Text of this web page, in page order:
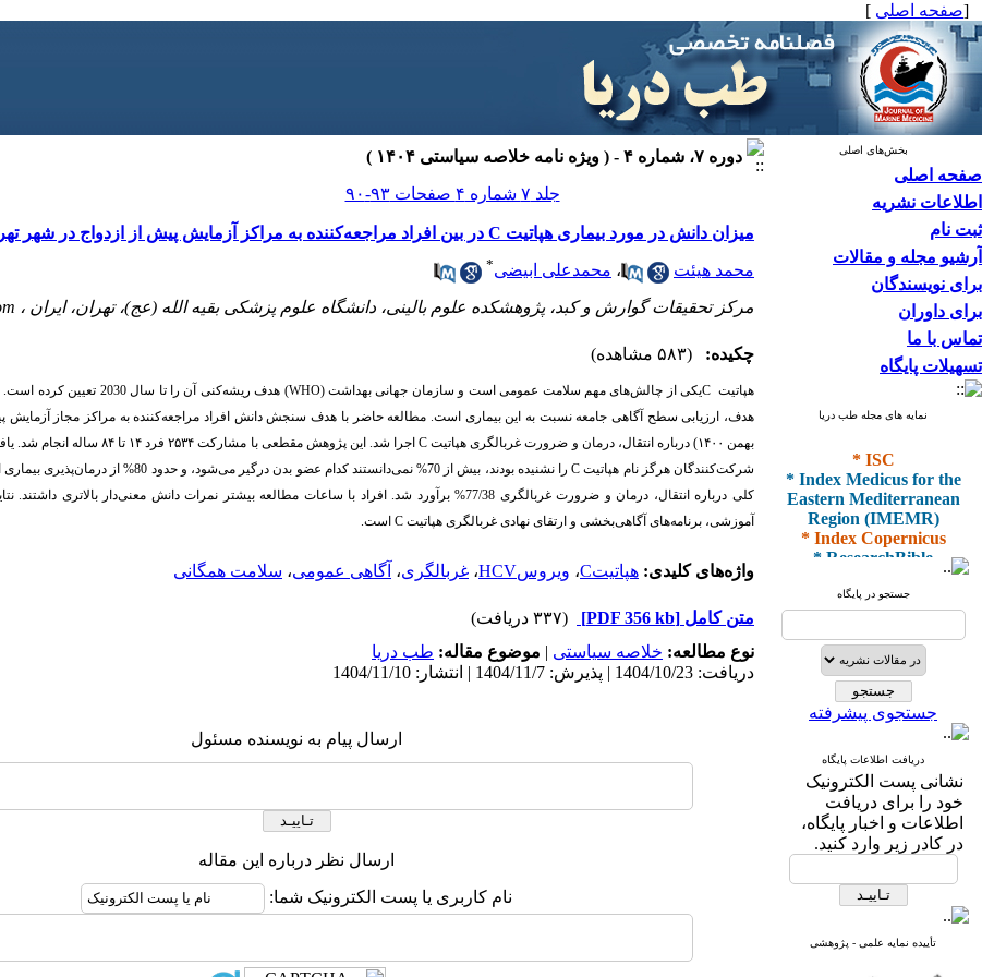
[صفحه اصلی ]
بخش‌های اصلی
صفحه اصلی
اطلاعات نشریه
ثبت نام
آرشیو مجله و مقالات
برای نویسندگان
برای داوران
تماس با ما
تسهیلات پایگاه
نمایه های مجله طب دریا
* ISC
* Index Medicus for the
Eastern Mediterranean
Region (IMEMR)
* Index Copernicus
* ResearchBible
* I2OR
* ROAD
* Scientific Indexing
Services
* SID
* Magiran
* Google Scholar
و دارای رتبه علمی
پژوهشی
از کمیسیون نشریات
وزارت بهداشت و درمان
* Index Medicus for the
جستجو در پایگاه
جستجوی پیشرفته
دریافت اطلاعات پایگاه
نشانی پست الکترونیک
خود را برای دریافت
اطلاعات و اخبار پایگاه،
در کادر زیر وارد کنید.
تأییده نمایه علمی - پژوهشی
دوره ۷، شماره ۴ - ( ویژه نامه خلاصه سیاستی ۱۴۰۴ )
جلد ۷ شماره ۴ صفحات ۹۳-۹۰
میزان دانش در مورد بیماری هپاتیت C در بین افراد مراجعه‌کننده به مراکز آزمایش پیش از ازدواج در شهر تهران
محمد هیئت ، محمدعلی ابیضی*
مرکز تحقیقات گوارش و کبد، پژوهشکده علوم بالینی، دانشگاه علوم پزشکی بقیه الله (عج)، تهران، ایران ،
چکیده: (۵۸۳ مشاهده)
هپاتیت Cیکی از چالش‌های مهم سلامت عمومی است و سازمان جهانی بهداشت (WHO
)
هدف ریشه‌کنی آن را تا سال
هدف، ارزیابی سطح آگاهی جامعه نسبت به این بیماری است. مطالعه حاضر با هدف سنجش دانش افراد مراجعه‌کننده به مراکز مجاز آزمایش
بهمن ۱۴۰۰) درباره انتقال، درمان و ضرورت غربالگری هپاتیت
C
شرکت‌کنندگان هرگز نام هپاتیت C
را نشنیده بودند، بیش از 70% نمی‌دانستند کدام عضو بدن
کلی درباره انتقال، درمان و ضرورت غربالگری 77/38% برآورد شد. افراد با ساعات مطالعه بیشتر نمرات دانش معنی‌دار
آموزشی، برنامه‌های آگاهی‌بخشی و ارتقای نهادی غربالگری هپاتیت
است.
واژه‌های کلیدی: هپاتیتC ، ویروسHCV ، غربالگری، آگاهی عمومی، سلامت همگانی
متن کامل [PDF 356 kb]
(۳۳۷ دریافت)
نوع مطالعه: خلاصه سیاستی | موضوع مقاله: طب دریا
دریافت: 1404/10/23 | پذیرش: 1404/11/7 | انتشار: 1404/11/10
ارسال پیام به نویسنده مسئول
ارسال نظر درباره این مقاله
نام کاربری یا پست الکترونیک شما: